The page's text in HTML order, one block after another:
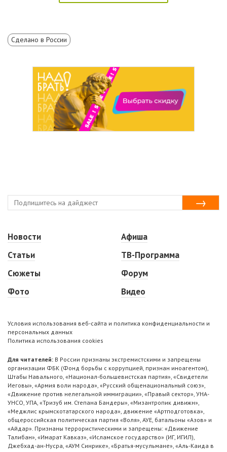
Сделано в России
Новости
Статьи
Сюжеты
Фото
Афиша
ТВ-Программа
Форум
Видео
Условия использования веб-сайта и политика конфиденциальности и
персональных данных
Политика использования cookies
Для читателей: В России признаны экстремистскими и запрещены
организации ФБК (Фонд борьбы с коррупцией, признан иноагентом),
Штабы Навального, «Национал-большевистская партия», «Свидетели
Иеговы», «Армия воли народа», «Русский общенациональный союз»,
«Движение против нелегальной иммиграции», «Правый сектор», УНА-
УНСО, УПА, «Тризуб им. Степана Бандеры», «Мизантропик дивижн»,
«Меджлис крымскотатарского народа», движение «Артподготовка»,
общероссийская политическая партия «Воля», АУЕ, батальоны «Азов» и
«Айдар». Признаны террористическими и запрещены: «Движение
Талибан», «Имарат Кавказ», «Исламское государство» (ИГ, ИГИЛ),
Джебхад-ан-Нусра, «АУМ Синрике», «Братья-мусульмане», «Аль-Каида в